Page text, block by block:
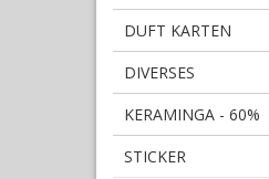
DUFT KARTEN
DIVERSES
KERAMINGA - 60%
STICKER